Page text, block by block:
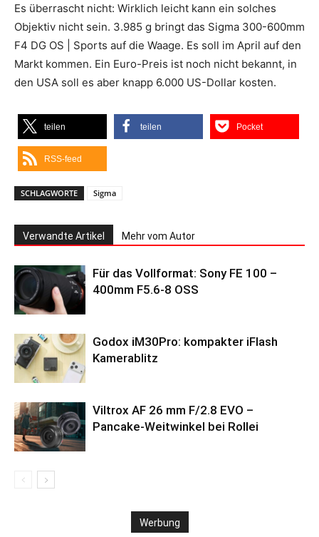
Es überrascht nicht: Wirklich leicht kann ein solches
Objektiv nicht sein. 3.985 g bringt das Sigma 300-600mm
F4 DG OS | Sports auf die Waage. Es soll im April auf den
Markt kommen. Ein Euro-Preis ist noch nicht bekannt, in
den USA soll es aber knapp 6.000 US-Dollar kosten.
teilen teilen Pocket
RSS-feed
SCHLAGWORTE Sigma
Verwandte Artikel Mehr vom Autor
Für das Vollformat: Sony FE 100 –
400mm F5.6-8 OSS
Godox iM30Pro: kompakter iFlash
Kamerablitz
Viltrox AF 26 mm F/2.8 EVO –
Pancake-Weitwinkel bei Rollei
Werbung